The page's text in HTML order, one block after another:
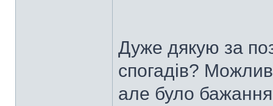
Дуже дякую за
спогадів?
але було